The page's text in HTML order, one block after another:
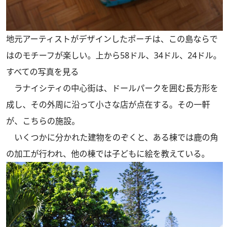
地元アーティストがデザインしたポーチは、この島ならで
はのモチーフが楽しい。上から58ドル、34ドル、24ドル。
すべての写真を見る
ラナイシティの中心街は、ドールパークを囲む長方形を
成し、その外周に沿って小さな店が点在する。その一軒
が、こちらの施設。
いくつかに分かれた建物をのぞくと、ある棟では鹿の角
の加工が行われ、他の棟では子どもに絵を教えている。